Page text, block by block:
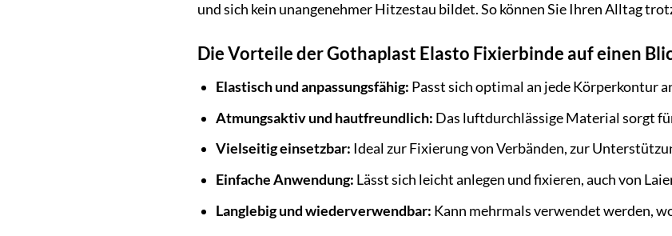
und sich kein unangenehmer Hitzestau bildet. So können Sie Ihren Alltag
Die Vorteile der Gothaplast Elasto Fixierbinde auf einen
Elastisch und anpassungsfähig: Passt sich optimal an jede Körperkontur
Atmungsaktiv und hautfreundlich: Das luftdurchlässige Material sorgt
Vielseitig einsetzbar: Ideal zur Fixierung von Verbänden, zur
Einfache Anwendung: Lässt sich leicht anlegen und fixieren, auch von
Langlebig und wiederverwendbar: Kann mehrmals verwendet werden,